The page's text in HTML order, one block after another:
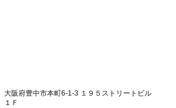
大阪府豊中市本町6-1-3 １９５ストリートビル
１Ｆ